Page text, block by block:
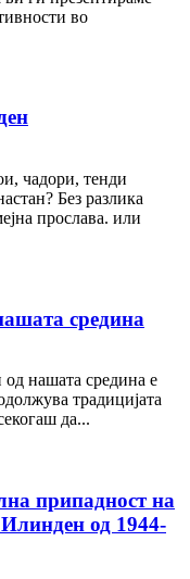
во
чадори, тенди
Без разлика
прослава. или
средина
нашата средина е
традицијата
да...
припадност на
од 1944-